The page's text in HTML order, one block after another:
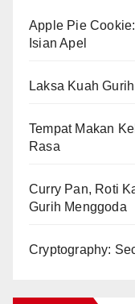
Apple Pie
Isian Apel
Laksa Kuah
Tempat Makan
Rasa
Curry Pan, Roti
Gurih Menggoda
Cryptography: